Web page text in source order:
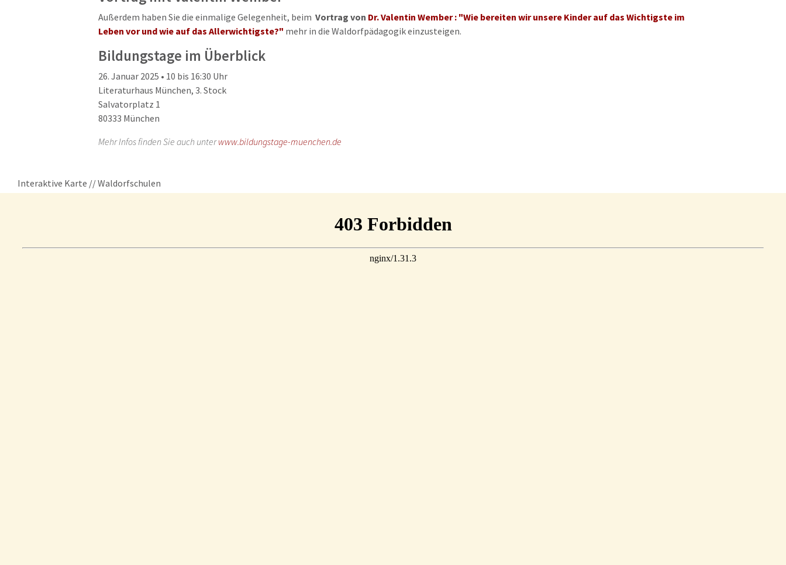
Außerdem haben Sie die einmalige Gelegenheit, beim Vortrag von Dr. Valentin Wember : "Wie bereiten wir unsere Kinder auf das Wichtigste im
Leben vor und wie auf das Allerwichtigste?" mehr in die Waldorfpädagogik einzusteigen.
Bildungstage im Überblick
26. Januar 2025 • 10 bis 16:30 Uhr
Literaturhaus München, 3. Stock
Salvatorplatz 1
80333 München
Mehr Infos finden Sie auch unterwww.bildungstage-muenchen.de
Interaktive Karte // Waldorfschulen